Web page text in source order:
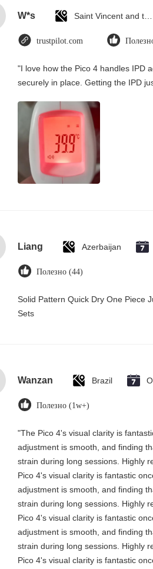
W*s
trustpilot.com
"I love how the Pico 4 handles IPD
securely in place. Getting the IPD
Liang Azerbaijan
Полезно (44)
Solid Pattern Quick Dry One Piece
Sets
Wanzan Brazil
Полезно (1w+)
"The Pico 4's visual clarity is
adjustment is smooth, and finding
strain during long sessions. Highly
Pico 4's visual clarity is fantastic
adjustment is smooth, and finding
strain during long sessions. Highly
Pico 4's visual clarity is fantastic
adjustment is smooth, and finding
strain during long sessions. Highly
Pico 4's visual clarity is fantastic